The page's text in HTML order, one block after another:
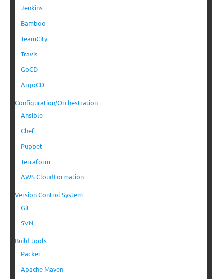
Jenkins
Bamboo
TeamCity
Travis
GoCD
ArgoCD
Configuration/Orchestration
Ansible
Chef
Puppet
Terraform
AWS CloudFormation
Version Control System
Git
SVN
Build tools
Packer
Apache Maven